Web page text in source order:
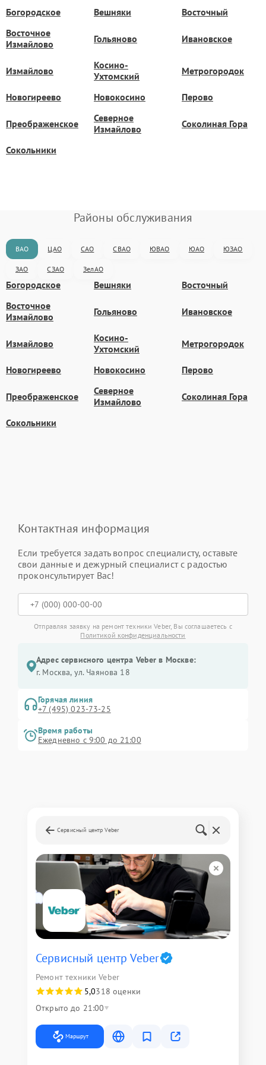
Богородское Вешняки
Восточный
Восточное
Измайлово
Гольяново Ивановское
Измайлово
Косино-
Ухтомский
Метрогородок
Новогиреево Новокосино Перово
Преображенское
Северное
Измайлово
Соколиная Гора
Сокольники
Районы обслуживания
ВАО ЦАО САО СВАО ЮВАО ЮАО ЮЗАО
ЗАО СЗАО ЗелАО
Богородское Вешняки
Восточный
Восточное
Измайлово
Гольяново Ивановское
Измайлово
Косино-
Ухтомский
Метрогородок
Новогиреево Новокосино Перово
Преображенское
Северное
Измайлово
Соколиная Гора
Сокольники
Контактная информация
Если требуется задать вопрос специалисту, оставьте
свои данные и дежурный специалист с радостью
проконсультирует Вас!
Отправляя заявку на ремонт техники Veber, Вы соглашаетесь с
Политикой конфиденциальности
Адрес сервисного центра Veber в Москве:
г. Москва, ул. Чаянова 18
Горячая линия
+7 (495) 023-73-25
Время работы
Ежедневно с 9:00 до 21:00
Сервисный центр Veber
Сервисный центр Veber
Ремонт техники Veber
5,0318 оценки
Открыто до 21:00
Маршрут